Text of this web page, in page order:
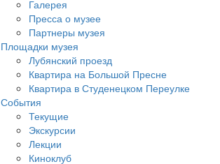
Галерея
Пресса о музее
Партнеры музея
Площадки музея
Лубянский проезд
Квартира на Большой Пресне
Квартира в Студенецком Переулке
События
Текущие
Экскурсии
Лекции
Киноклуб